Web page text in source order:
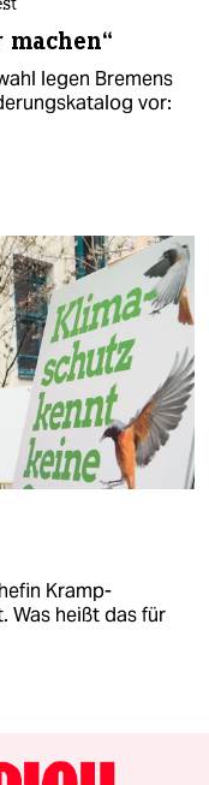
legen Bremens
vor:
Kramp-
Was heißt das für